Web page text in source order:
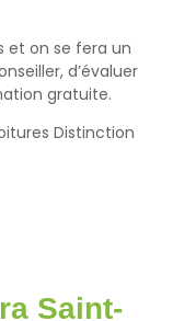
et on se fera un
d’évaluer
gratuite.
Distinction
Saint-